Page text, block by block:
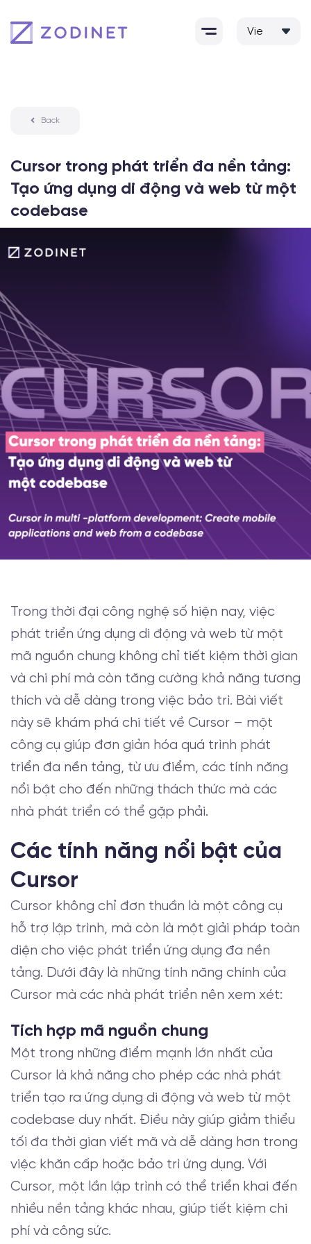
to
content
Back
Cursor trong phát triển đa nền tảng:
Tạo ứng dụng di động và web từ một
codebase
Trong thời đại công nghệ số hiện nay, việc
phát triển ứng dụng di động và web từ một
mã nguồn chung không chỉ tiết kiệm thời gian
và chi phí mà còn tăng cường khả năng tương
thích và dễ dàng trong việc bảo trì. Bài viết
này sẽ khám phá chi tiết về Cursor – một
công cụ giúp đơn giản hóa quá trình phát
triển đa nền tảng, từ ưu điểm, các tính năng
nổi bật cho đến những thách thức mà các
nhà phát triển có thể gặp phải.
Các tính năng nổi bật của
Cursor
Cursor không chỉ đơn thuần là một công cụ
hỗ trợ lập trình, mà còn là một giải pháp toàn
diện cho việc phát triển ứng dụng đa nền
tảng. Dưới đây là những tính năng chính của
Cursor mà các nhà phát triển nên xem xét:
Tích hợp mã nguồn chung
Một trong những điểm mạnh lớn nhất của
Cursor là khả năng cho phép các nhà phát
triển tạo ra ứng dụng di động và web từ một
codebase duy nhất. Điều này giúp giảm thiểu
tối đa thời gian viết mã và dễ dàng hơn trong
việc khăn cấp hoặc bảo trì ứng dụng. Với
Cursor, một lần lập trình có thể triển khai đến
nhiều nền tảng khác nhau, giúp tiết kiệm chi
phí và công sức.